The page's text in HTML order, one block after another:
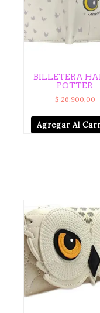
BILLETERA
POTTER
$ 26.900,00
Agregar Al